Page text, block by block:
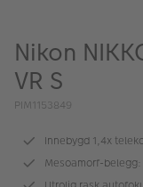
Kampanjer
Merker
Lagersalg
Bildeprodukter
Nikon
VR S
PIM1153849
Innebygd 1,4x
Mesoamorf-